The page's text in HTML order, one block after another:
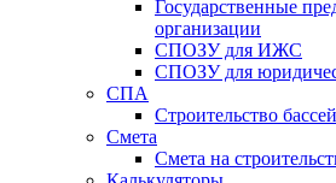
Государственные
организации
СПОЗУ для ИЖС
СПОЗУ для
СПА
Строительство
Смета
Смета на